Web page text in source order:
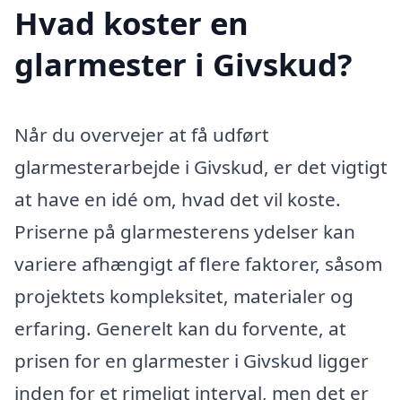
Hvad koster en
glarmester i Givskud?
Når du overvejer at få udført
glarmesterarbejde i Givskud, er det vigtigt
at have en idé om, hvad det vil koste.
Priserne på glarmesterens ydelser kan
variere afhængigt af flere faktorer, såsom
projektets kompleksitet, materialer og
erfaring. Generelt kan du forvente, at
prisen for en glarmester i Givskud ligger
inden for et rimeligt interval, men det er